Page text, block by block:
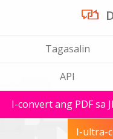
Tagasalin
API
I-convert ang PDF sa
I-ultra-